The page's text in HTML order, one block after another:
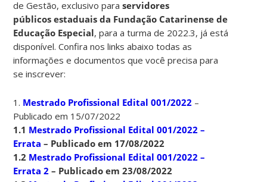
de Gestão, exclusivo paraservidores
públicos estaduais da Fundação Catarinense de
Educação Especial, para a turma de 2022.3, já está
disponível. Confira nos links abaixo todas as
informações e documentos que você precisa para
se inscrever:
1. Mestrado Profissional Edital 001/2022 –
Publicado em 15/07/2022
1.1 Mestrado Profissional Edital 001/2022 –
Errata – Publicado em 17/08/2022
1.2 Mestrado Profissional Edital 001/2022 –
Errata 2 – Publicado em 23/08/2022